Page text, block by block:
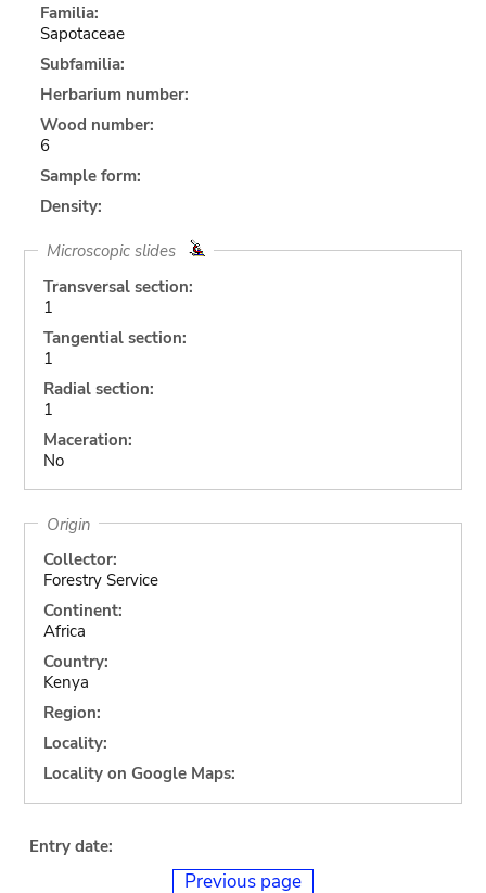
Familia:
Sapotaceae
Subfamilia:
Herbarium number:
Wood number:
6
Sample form:
Density:
Microscopic slides
Transversal section:
1
Tangential section:
1
Radial section:
1
Maceration:
No
Origin
Collector:
Forestry Service
Continent:
Africa
Country:
Kenya
Region:
Locality:
Locality on Google Maps:
Entry date:
Previous page